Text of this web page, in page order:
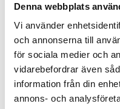
Denna webbplats
Vi använder
och annonserna till
för sociala medier och
vidarebefordrar även
information från din
annons- och